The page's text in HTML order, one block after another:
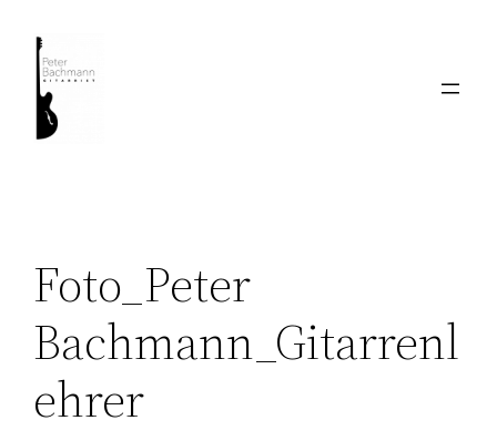
Inhalt
springen
Foto_Peter
Bachmann_Gitarrenl
ehrer